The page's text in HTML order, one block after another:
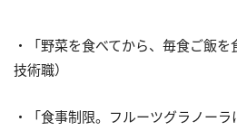
・「野菜を食べてから、毎食ご飯
技術職）
・「食事制限。フルーツグラノー